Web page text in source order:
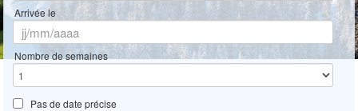
Arrivée le
Nombre de semaines
Pas de date précise